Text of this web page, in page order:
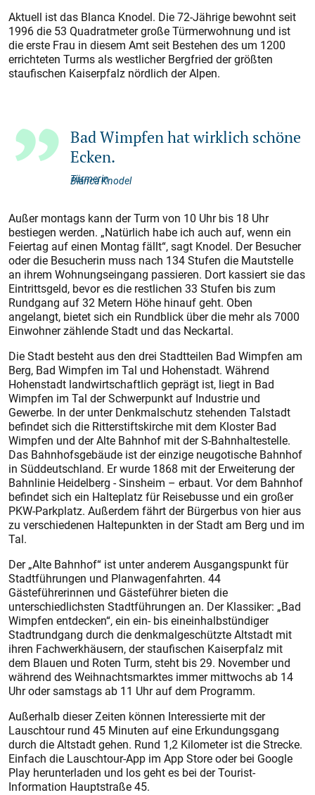
Aktuell ist das Blanca Knodel. Die 72-Jährige bewohnt seit
1996 die 53 Quadratmeter große Türmerwohnung und ist
die erste Frau in diesem Amt seit Bestehen des um 1200
errichteten Turms als westlicher Bergfried der größten
staufischen Kaiserpfalz nördlich der Alpen.
Bad Wimpfen hat wirklich schöne
Ecken.
Blanca Knodel
Türmerin
Außer montags kann der Turm von 10 Uhr bis 18 Uhr
bestiegen werden. „Natürlich habe ich auch auf, wenn ein
Feiertag auf einen Montag fällt“, sagt Knodel. Der Besucher
oder die Besucherin muss nach 134 Stufen die Mautstelle
an ihrem Wohnungseingang passieren. Dort kassiert sie das
Eintrittsgeld, bevor es die restlichen 33 Stufen bis zum
Rundgang auf 32 Metern Höhe hinauf geht. Oben
angelangt, bietet sich ein Rundblick über die mehr als 7000
Einwohner zählende Stadt und das Neckartal.
Die Stadt besteht aus den drei Stadtteilen Bad Wimpfen am
Berg, Bad Wimpfen im Tal und Hohenstadt. Während
Hohenstadt landwirtschaftlich geprägt ist, liegt in Bad
Wimpfen im Tal der Schwerpunkt auf Industrie und
Gewerbe. In der unter Denkmalschutz stehenden Talstadt
befindet sich die Ritterstiftskirche mit dem Kloster Bad
Wimpfen und der Alte Bahnhof mit der S-Bahnhaltestelle.
Das Bahnhofsgebäude ist der einzige neugotische Bahnhof
in Süddeutschland. Er wurde 1868 mit der Erweiterung der
Bahnlinie Heidelberg - Sinsheim – erbaut. Vor dem Bahnhof
befindet sich ein Halteplatz für Reisebusse und ein großer
PKW-Parkplatz. Außerdem fährt der Bürgerbus von hier aus
zu verschiedenen Haltepunkten in der Stadt am Berg und im
Tal.
Der „Alte Bahnhof“ ist unter anderem Ausgangspunkt für
Stadtführungen und Planwagenfahrten. 44
Gästeführerinnen und Gästeführer bieten die
unterschiedlichsten Stadtführungen an. Der Klassiker: „Bad
Wimpfen entdecken“, ein ein- bis eineinhalbstündiger
Stadtrundgang durch die denkmalgeschützte Altstadt mit
ihren Fachwerkhäusern, der staufischen Kaiserpfalz mit
dem Blauen und Roten Turm, steht bis 29. November und
während des Weihnachtsmarktes immer mittwochs ab 14
Uhr oder samstags ab 11 Uhr auf dem Programm.
Außerhalb dieser Zeiten können Interessierte mit der
Lauschtour rund 45 Minuten auf eine Erkundungsgang
durch die Altstadt gehen. Rund 1,2 Kilometer ist die Strecke.
Einfach die Lauschtour-App im App Store oder bei Google
Play herunterladen und los geht es bei der Tourist-
Information Hauptstraße 45.